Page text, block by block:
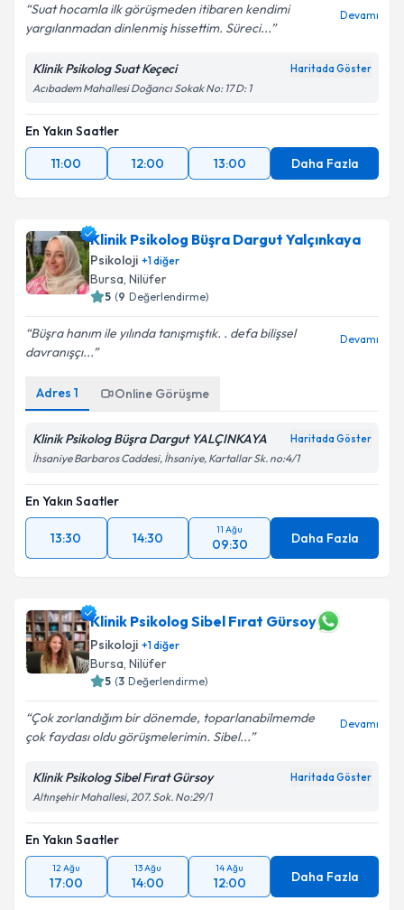
Suat hocamla ilk görüşmeden itibaren kendimi
yargılanmadan dinlenmiş hissettim. Süreci...
Devamı
Klinik Psikolog Suat Keçeci Haritada Göster
Acıbadem Mahallesi Doğancı Sokak No: 17 D: 1
En Yakın Saatler
11:00
12:00 13:00 Daha Fazla
Klinik Psikolog Büşra Dargut Yalçınkaya
Psikoloji +1diğer
Bursa, Nilüfer
5 (9 Değerlendirme)
Büşra hanım ile yılında tanışmıştık. . defa bilişsel
davranışçı...
Devamı
Adres 1 Online Görüşme
Klinik Psikolog Büşra Dargut YALÇINKAYA Haritada Göster
İhsaniye Barbaros Caddesi, İhsaniye, Kartallar Sk. no:4/1
En Yakın Saatler
13:30 14:30
11 Ağu
09:30 Daha Fazla
Klinik Psikolog Sibel Fırat Gürsoy
Psikoloji +1diğer
Bursa, Nilüfer
5 (3 Değerlendirme)
Çok zorlandığım bir dönemde, toparlanabilmemde
çok faydası oldu görüşmelerimin. Sibel...
Devamı
Klinik Psikolog Sibel Fırat Gürsoy Haritada Göster
Altınşehir Mahallesi, 207. Sok. No:29/1
En Yakın Saatler
12 Ağu
17:00
13 Ağu
14:00
14 Ağu
12:00 Daha Fazla